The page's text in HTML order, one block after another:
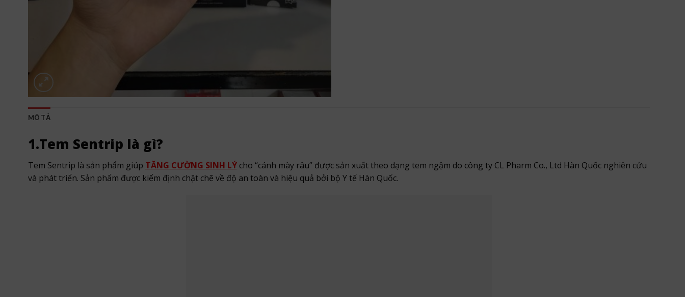
MÔ TẢ
1.Tem Sentrip là gì?
Tem Sentrip là sản phẩm giúp TĂNG CƯỜNG SINH LÝcho “cánh mày râu” được sản xuất theo dạng tem ngậm do công ty CL Pharm Co., Ltd Hàn Quốc nghiên cứu
và phát triển. Sản phẩm được kiểm định chặt chẽ về độ an toàn và hiệu quả bởi bộ Y tế Hàn Quốc.